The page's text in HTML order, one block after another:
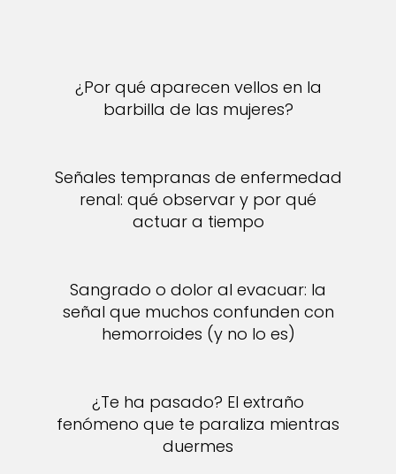
¿Por qué aparecen vellos en la
barbilla de las mujeres?
Señales tempranas de enfermedad
renal: qué observar y por qué
actuar a tiempo
Sangrado o dolor al evacuar: la
señal que muchos confunden con
hemorroides (y no lo es)
¿Te ha pasado? El extraño
fenómeno que te paraliza mientras
duermes